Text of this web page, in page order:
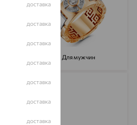
Для мужчин
доставка
доставка
доставка
доставка
доставка
доставка
доставка